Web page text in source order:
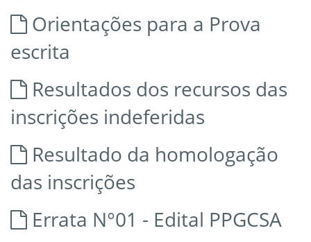
Orientações para a Prova
escrita
Resultados dos recursos das
inscrições indeferidas
Resultado da homologação
das inscrições
Errata N°01 - Edital PPGCSA